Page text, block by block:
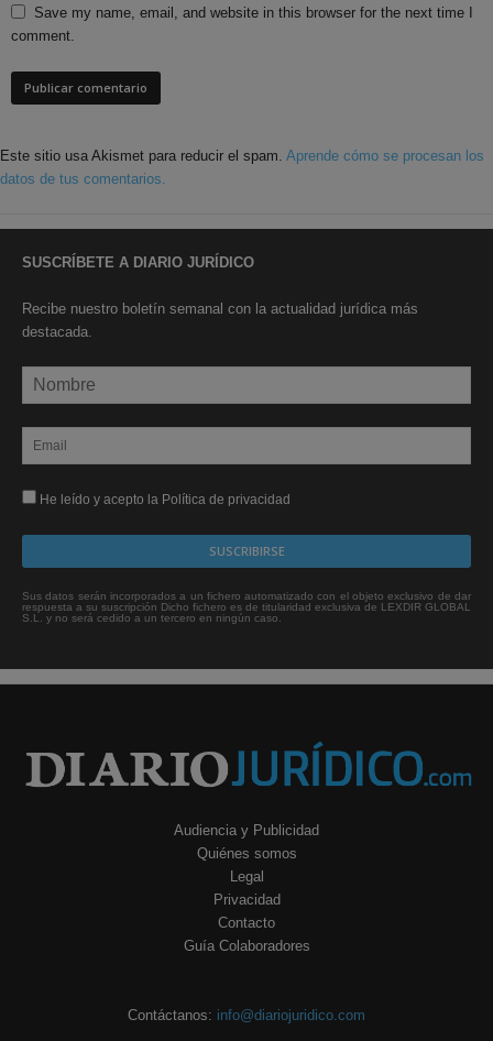
Save my name, email, and website in this browser for the next time I
comment.
Este sitio usa Akismet para reducir el spam. Aprende cómo se procesan los
datos de tus comentarios.
SUSCRÍBETE A DIARIO JURÍDICO
Recibe nuestro boletín semanal con la actualidad jurídica más
destacada.
He leído y acepto la Política de privacidad
Sus datos serán incorporados a un fichero automatizado con el objeto exclusivo de dar
respuesta a su suscripción Dicho fichero es de titularidad exclusiva de LEXDIR GLOBAL
S.L. y no será cedido a un tercero en ningún caso.
Audiencia y Publicidad
Quiénes somos
Legal
Privacidad
Contacto
Guía Colaboradores
Contáctanos: info@diariojuridico.com